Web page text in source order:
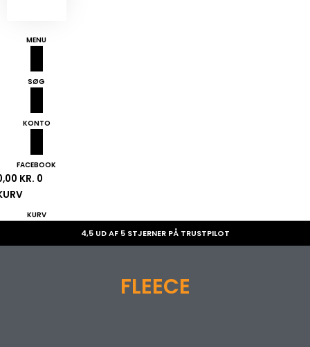
MENU
SØG
KONTO
FACEBOOK
KR. 0
KURV
4,5 UD AF 5 STJERNER PÅ TRUSTPILOT
FLEECE